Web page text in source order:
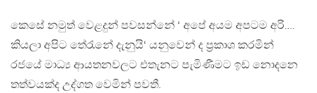
කෙසේ නමුත් වෙළදුන් පවසන්නේ ‘ අපේ අයම අපටම අරි….
කියලා අපිට තේරැනේ දැනුයි‘ යනුවෙන් ද ප්‍රකාශ කරමින්
රජයේ මාධ්‍ය ආයතනවලට එතැනට පැමිණීමට ඉඩ නොදනෙ
තත්වයක්ද උද්ගත වෙමින් පවතී.